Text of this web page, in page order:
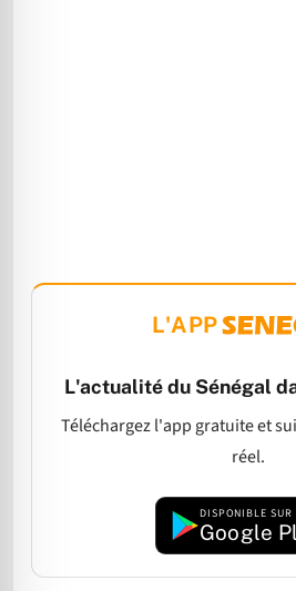
L'APP
L'actualité du Sénégal
Téléchargez l'app gratuite et
réel.
DISPONIBLE SUR
Google